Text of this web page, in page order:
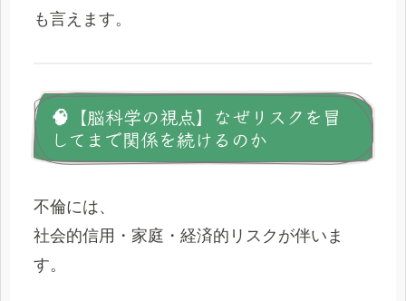
も言えます。
🧠【脳科学の視点】なぜリスクを冒
してまで関係を続けるのか
不倫には、
社会的信用・家庭・経済的リスクが伴いま
す。